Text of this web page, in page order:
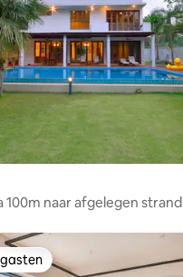
100m naar afgelegen strand
gasten